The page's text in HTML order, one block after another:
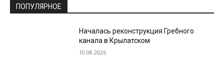
ПОПУЛЯРНОЕ
Началась реконструкция Гребного
канала в Крылатском
10.08.2026